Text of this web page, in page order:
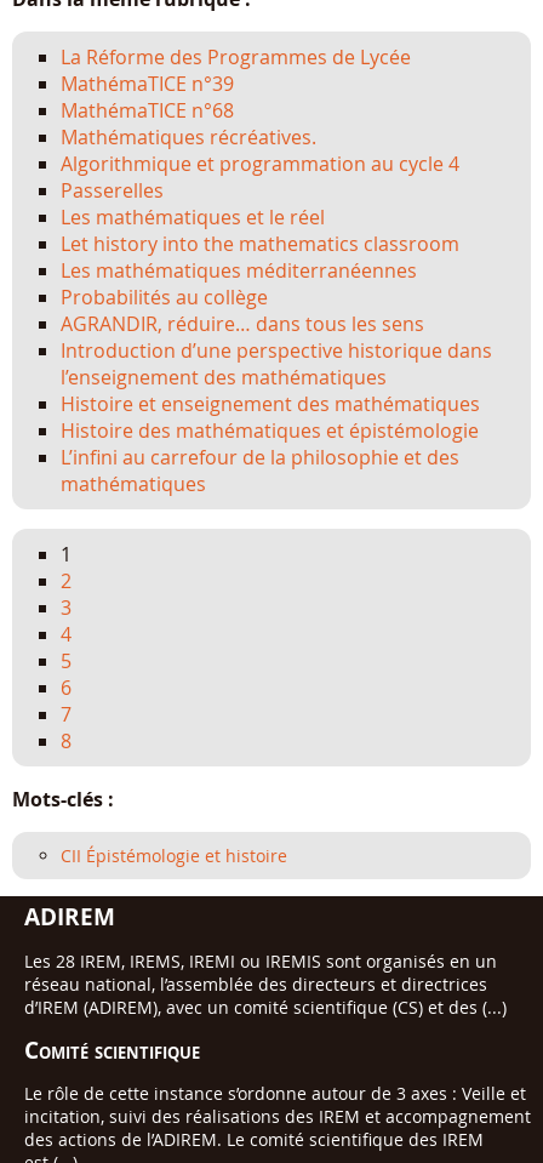
La Réforme des Programmes de Lycée
MathémaTICE n°39
MathémaTICE n°68
Mathématiques récréatives.
Algorithmique et programmation au cycle 4
Passerelles
Les mathématiques et le réel
Let history into the mathematics classroom
Les mathématiques méditerranéennes
Probabilités au collège
AGRANDIR, réduire… dans tous les sens
Introduction d’une perspective historique dans
l’enseignement des mathématiques
Histoire et enseignement des mathématiques
Histoire des mathématiques et épistémologie
L’infini au carrefour de la philosophie et des
mathématiques
1
2
3
4
5
6
7
8
Mots-clés :
CII Épistémologie et histoire
ADIREM
Les 28 IREM, IREMS, IREMI ou IREMIS sont organisés en un
réseau national, l’assemblée des directeurs et directrices
d’IREM (ADIREM), avec un comité scientifique (CS) et des (...)
Comité scientifique
Le rôle de cette instance s’ordonne autour de 3 axes : Veille et
incitation, suivi des réalisations des IREM et accompagnement
des actions de l’ADIREM. Le comité scientifique des IREM